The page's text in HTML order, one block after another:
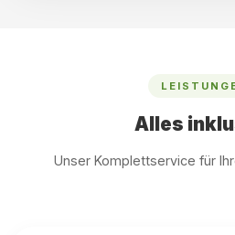
Alles
Unser Komplettservice für